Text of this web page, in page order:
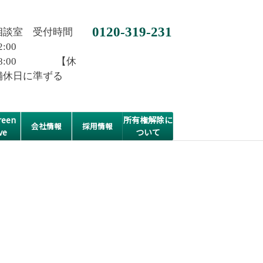
談室 受付時間
【休
休日に準ずる
0120-319-231
会社情報 採用情報
所有権解除に
ついて